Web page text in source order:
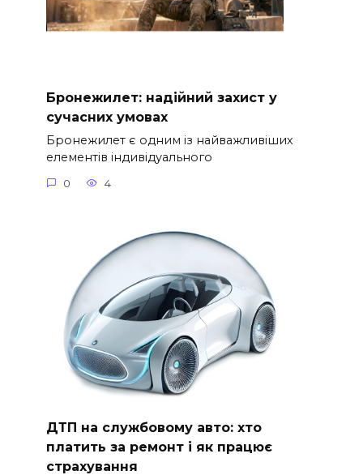
Бронежилет: надійний захист у
сучасних умовах
Бронежилет є одним із найважливіших
елементів індивідуального
0 4
ДТП на службовому авто: хто
платить за ремонт і як працює
страхування